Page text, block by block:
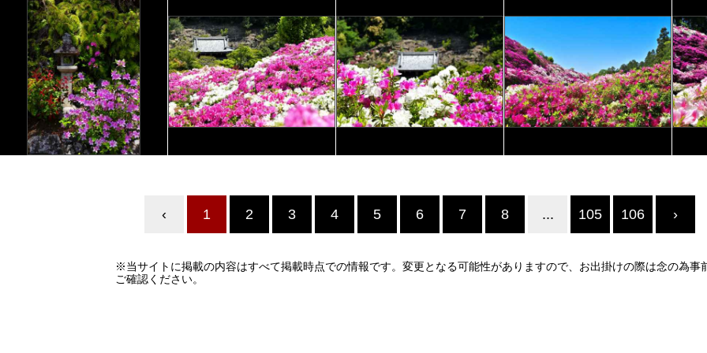
‹ 1 2 3 4 5 6 7 8 ... 105 106 ›
※当サイトに掲載の内容はすべて掲載時点での情報です。変更となる可能性がありますので、お出掛けの際は念の為事
ご確認ください。